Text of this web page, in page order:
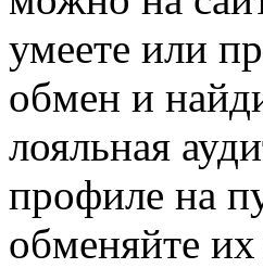
умеете или
обмен и
лояльная
профиле на
обменяйте